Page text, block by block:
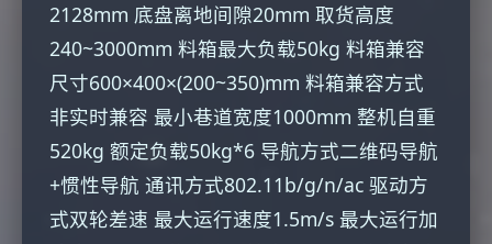
2128mm 底盘离地间隙20mm 取货高度
240~3000mm 料箱最大负载50kg 料箱兼容
尺寸600×400×(200~350)mm 料箱兼容方式
非实时兼容 最小巷道宽度1000mm 整机自重
520kg 额定负载50kg*6 导航方式二维码导航
+惯性导航 通讯方式802.11b/g/n/ac 驱动方
式双轮差速 最大运行速度1.5m/s 最大运行加